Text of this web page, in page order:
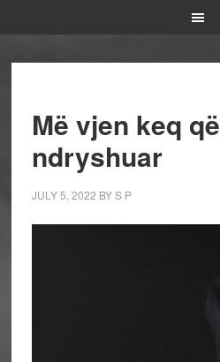
Më vjen keq
ndryshuar
JULY 5, 2022 BYS P